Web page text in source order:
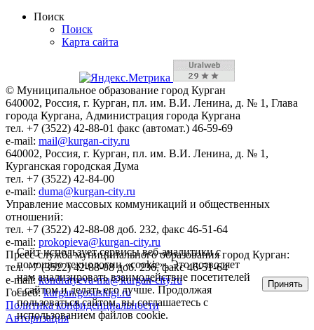
Поиск
Поиск
Карта сайта
© Муниципальное образование город Курган
640002, Россия, г. Курган, пл. им. В.И. Ленина, д. № 1, Глава
города Кургана, Администрация города Кургана
тел. +7 (3522) 42-88-01 факс (автомат.) 46-59-69
e-mail: mail@kurgan-city.ru
640002, Россия, г. Курган, пл. им. В.И. Ленина, д. № 1,
Курганская городская Дума
тел. +7 (3522) 42-84-00
e-mail: duma@kurgan-city.ru
Управление массовых коммуникаций и общественных
отношений:
тел. +7 (3522) 42-88-08 доб. 232, факс 46-51-64
e-mail: prokopieva@kurgan-city.ru
Пресс-служба муниципального образования город Курган:
тел. +7 (3522) 42-88-08 доб. 236, факс 46-51-64
e-mail:kondratyeva-ma@kurgan-city.ru
Госвеб:kurgan.gosuslugi.ru
Политика конфиденциальности
Авторизация
Сайт использует сервисы веб-аналитики с
помощью технологии «cookie». Это позволяет
нам анализировать взаимодействие посетителей
с сайтом и делать его лучше. Продолжая
пользоваться сайтом, вы соглашаетесь с
использованием файлов cookie.
Принять